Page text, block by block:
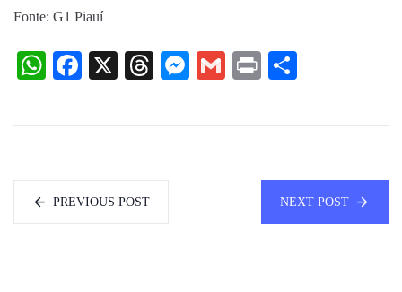
Fonte: G1 Piauí
WhatsApp
Facebook
X Threads
Messenger
Gmail
Print
PREVIOUS POST NEXT POST